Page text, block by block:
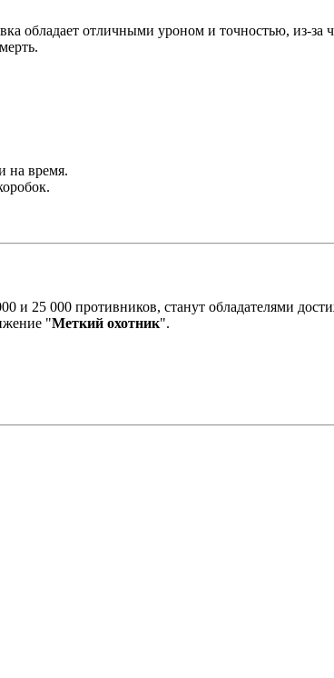
обладает отличными уроном и точностью, из-
на время.
и 25 000 противников, станут обладателями
"Меткий охотник".